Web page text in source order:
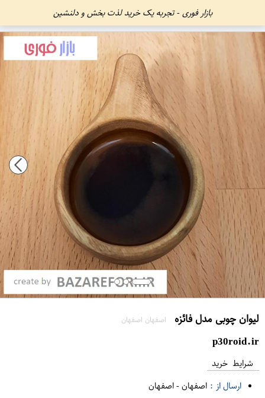
بازار فوری - تجربه یک خرید لذت بخش و دلنشین
لیوان چوبی مدل فائزه اصفهان اصفهان
p30roid.ir
شرایط خرید
ارسال از : اصفهان-اصفهان